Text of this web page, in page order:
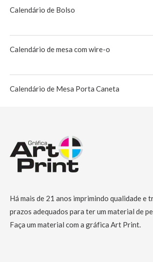
Calendário de Bolso
Calendário de mesa com wire-o
Calendário de Mesa Porta Caneta
Há mais de 21 anos imprimindo qualidade e
prazos adequados para ter um material de
Faça um material com a gráfica Art Print.